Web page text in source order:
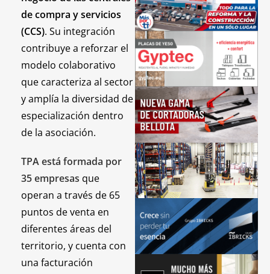
de compra y servicios
(CCS). Su integración
contribuye a reforzar el
modelo colaborativo
que caracteriza al sector
y amplía la diversidad de
especialización dentro
de la asociación.
TPA está formada por
35 empresas que
operan a través de 65
puntos de venta en
diferentes áreas del
territorio, y cuenta con
una facturación